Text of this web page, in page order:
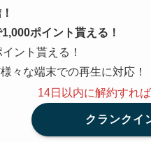
ポイント貰える！
ント貰える！
々な端末での再生に対応！
14日以内に解約すれ
クランクイ